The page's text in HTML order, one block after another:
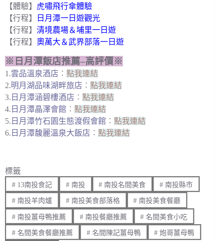
【體驗】 虎嘯飛行傘體驗
【行程】
日月潭一日遊觀光
【行程】 清境農場＆埔里一日遊
【行程】 奧萬大＆武界部落一日遊
※日月潭飯店推薦–高評價※
1.雲品溫泉酒店 ︰ 點我連結
2.明月湖品味湖畔旅店 ︰ 點我連結
3. 日月潭涵碧樓酒店 ︰ 點我連結
4. 日月潭晶澤會館 ︰ 點我連結
5. 日月潭竹石園生態渡假會館 ︰ 點我連結
6. 日月潭馥麗溫泉大飯店 ︰ 點我連結
標籤
#13南投食記 #南投 # 南投名間美食 # 南投縣市
#南投羊肉爐 #南投美食部落格 # 南投美食餐廳
#南投薑母鴨推薦 #南投餐廳推薦 # 名間美食小吃
#名間美食餐廳推薦 #名間陳記薑母鴨 # 炮哥薑母鴨